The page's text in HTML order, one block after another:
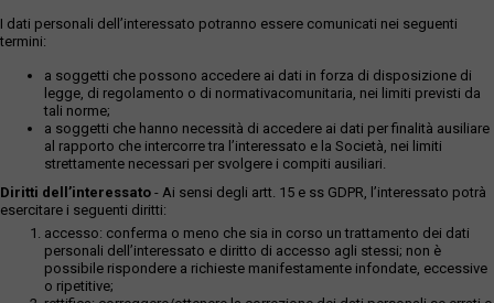
I dati personali dell’interessato potranno essere comunicati nei seguenti
termini:
a soggetti che possono accedere ai dati in forza di disposizione di
legge, di regolamento o di normativacomunitaria, nei limiti previsti da
tali norme;
a soggetti che hanno necessità di accedere ai dati per finalità ausiliare
al rapporto che intercorre tra l’interessato e la Società, nei limiti
strettamente necessari per svolgere i compiti ausiliari.
Diritti dell’interessato - Ai sensi degli artt. 15 e ss GDPR, l’interessato potrà
esercitare i seguenti diritti:
accesso: conferma o meno che sia in corso un trattamento dei dati
personali dell’interessato e diritto di accesso agli stessi; non è
possibile rispondere a richieste manifestamente infondate, eccessive
o ripetitive;